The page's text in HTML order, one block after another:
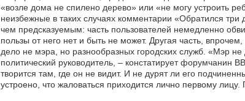
«возле дома не спилено дерево» или «не могу устроить
неизбежные в таких случаях комментарии «Обратился
чем предсказуемым: часть пользователей немедленно
пользы от него нет и быть не может. Другая часть,
дело не мэра, но разнообразных городских служб. «Мэр
политический руководитель, – констатирует форумчанин
творится там, где он не видит. И не дурят ли его
устроено, что жаловаться приходится лично первому лицу.